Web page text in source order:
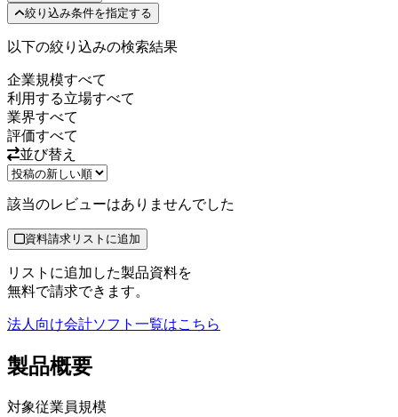
絞り込み条件を指定する
以下の絞り込みの検索結果
企業規模すべて
利用する立場すべて
業界すべて
評価すべて
並び替え
該当のレビューはありませんでした
資料請求リストに追加
リストに追加した製品資料を
無料で請求できます。
法人向け会計ソフト 一覧はこちら
製品概要
対象従業員規模